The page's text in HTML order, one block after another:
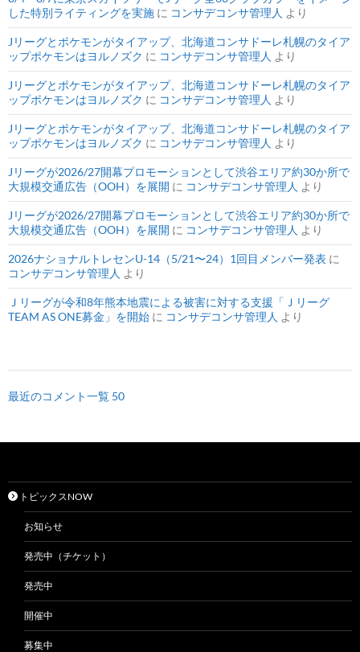
した特別ライティングを実施 に コンサデコンサ管理人 より
Jリーグとポケモンがタイアップ、北海道コンサドーレ札幌のタイア
ップポケモンはヨルノズク に コンサデコンサ管理人 より
Jリーグとポケモンがタイアップ、北海道コンサドーレ札幌のタイア
ップポケモンはヨルノズク に コンサデコンサ管理人 より
Jリーグとポケモンがタイアップ、北海道コンサドーレ札幌のタイア
ップポケモンはヨルノズク に コンサデコンサ管理人 より
Jリーグが2026/27開幕プロモーションとして渋谷エリア約30か所で
大規模交通広告（OOH）を展開 に コンサデコンサ管理人 より
Jリーグが2026/27開幕プロモーションとして渋谷エリア約30か所で
大規模交通広告（OOH）を展開 に コンサデコンサ管理人 より
2026ナショナルトレセンU-14（5/21〜24）1回目メンバー発表 に
コンサデコンサ管理人 より
Ｊリーグが令和8年熊本地震による被害に対する支援「Ｊリーグ
TEAM AS ONE募金」を開始 に コンサデコンサ管理人 より
最近のコメント一覧 50
トピックスNOW
お知らせ
発売中（チケット）
発売中
開催中
募集中